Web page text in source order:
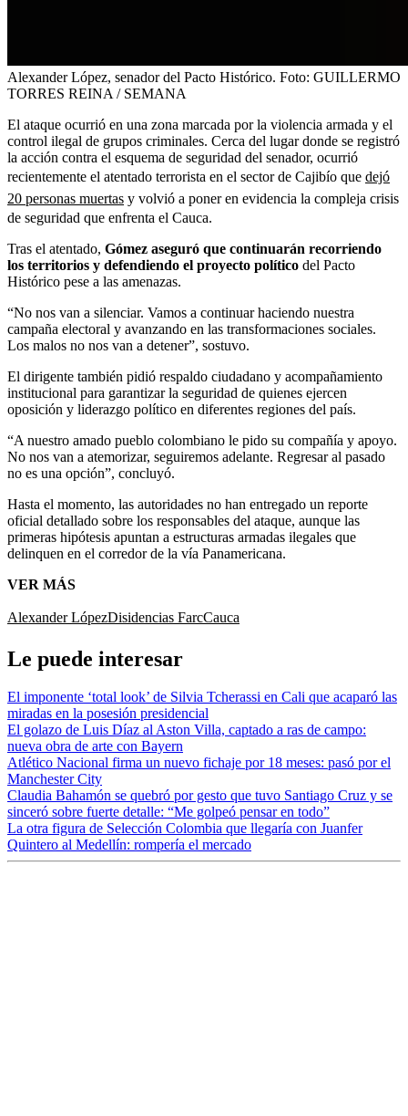
Alexander López, senador del Pacto Histórico. Foto: GUILLERMO
TORRES REINA / SEMANA
El ataque ocurrió en una zona marcada por la violencia armada y el
control ilegal de grupos criminales. Cerca del lugar donde se registró
la acción contra el esquema de seguridad del senador, ocurrió
recientemente el atentado terrorista en el sector de Cajibío que dejó
20 personas muertas y volvió a poner en evidencia la compleja crisis
de seguridad que enfrenta el Cauca.
Tras el atentado, Gómez aseguró que continuarán recorriendo
los territorios y defendiendo el proyecto político del Pacto
Histórico pese a las amenazas.
“No nos van a silenciar. Vamos a continuar haciendo nuestra
campaña electoral y avanzando en las transformaciones sociales.
Los malos no nos van a detener”, sostuvo.
El dirigente también pidió respaldo ciudadano y acompañamiento
institucional para garantizar la seguridad de quienes ejercen
oposición y liderazgo político en diferentes regiones del país.
“A nuestro amado pueblo colombiano le pido su compañía y apoyo.
No nos van a atemorizar, seguiremos adelante. Regresar al pasado
no es una opción”, concluyó.
Hasta el momento, las autoridades no han entregado un reporte
oficial detallado sobre los responsables del ataque, aunque las
primeras hipótesis apuntan a estructuras armadas ilegales que
delinquen en el corredor de la vía Panamericana.
VER MÁS
Alexander LópezDisidencias FarcCauca
Le puede interesar
El imponente ‘total look’ de Silvia Tcherassi en Cali que acaparó las
miradas en la posesión presidencial
El golazo de Luis Díaz al Aston Villa, captado a ras de campo:
nueva obra de arte con Bayern
Atlético Nacional firma un nuevo fichaje por 18 meses: pasó por el
Manchester City
Claudia Bahamón se quebró por gesto que tuvo Santiago Cruz y se
sinceró sobre fuerte detalle: “Me golpeó pensar en todo”
La otra figura de Selección Colombia que llegaría con Juanfer
Quintero al Medellín: rompería el mercado